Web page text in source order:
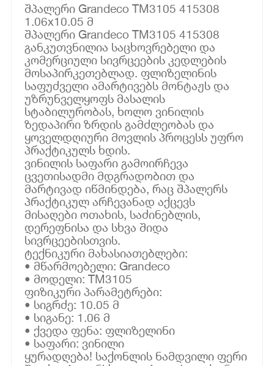
შპალერი Grandeco TM3105 415308
1.06x10.05 მ
შპალერი Grandeco TM3105 415308
განკუთვნილია საცხოვრებელი და
კომერციული სივრცეების კედლების
მოსაპირკეთებლად. ფლიზელინის
საფუძველი ამარტივებს მონტაჟს და
უზრუნველყოფს მასალის
სტაბილურობას, ხოლო ვინილის
ზედაპირი ზრდის გამძლეობას და
ყოველდღიური მოვლის პროცესს უფრო
პრაქტიკულს ხდის.
ვინილის საფარი გამოირჩევა
ცვეთისადმი მდგრადობით და
მარტივად იწმინდება, რაც შპალერს
პრაქტიკულ არჩევანად აქცევს
მისაღები ოთახის, საძინებლის,
დერეფნისა და სხვა შიდა
სივრცეებისთვის.
ტექნიკური მახასიათებლები:
• მწარმოებელი: Grandeco
• მოდელი: TM3105
ფიზიკური პარამეტრები:
• სიგრძე: 10.05 მ
• სიგანე: 1.06 მ
• ქვედა ფენა: ფლიზელინი
• საფარი: ვინილი
ყურადღება! საქონლის ნამდვილი ფერი